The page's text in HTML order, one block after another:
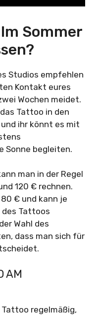
Sommer
Studios empfehlen
Kontakt eures
Wochen meidet.
Tattoo in den
ihr könnt es mit
Sonne begleiten.
man in der Regel
120 € rechnen.
€ und kann je
des Tattoos
Wahl des
dass man sich für
AM
regelmäßig,